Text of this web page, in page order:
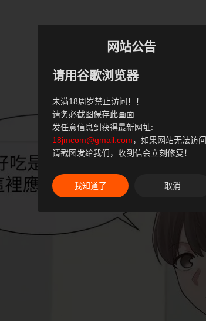
网站公告
请用谷歌浏览器
未满18周岁禁止访问！！
请务必截图保存此画面
发任意信息到获得最新网址:
18jmcom@gmail.com，如果网站无法访问
请截图发给我们，收到信会立刻修复！
我知道了 取消